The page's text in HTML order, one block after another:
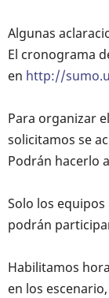
Algunas
El cronograma
en http://
Para organizar
solicitamos se
Podrán hacerlo
Solo los
podrán
Habilitamos
en los